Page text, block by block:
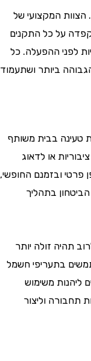
המקצועי של
כל התקנים
ההפעלה. כל
ביותר ושתעמוד
בבית משותף
או לדאוג
ובזמנם החופשי,
בתהליך
זולה יותר
בתעריפי חשמל
משימוש
וליצור